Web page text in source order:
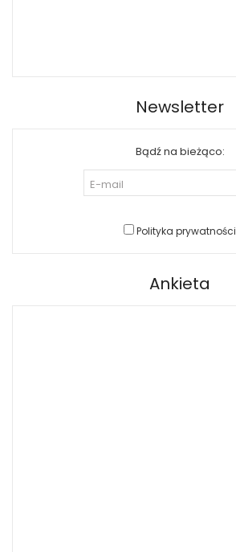
Newsletter
Bądź na bieżąco:
Polityka prywatności
Ankieta